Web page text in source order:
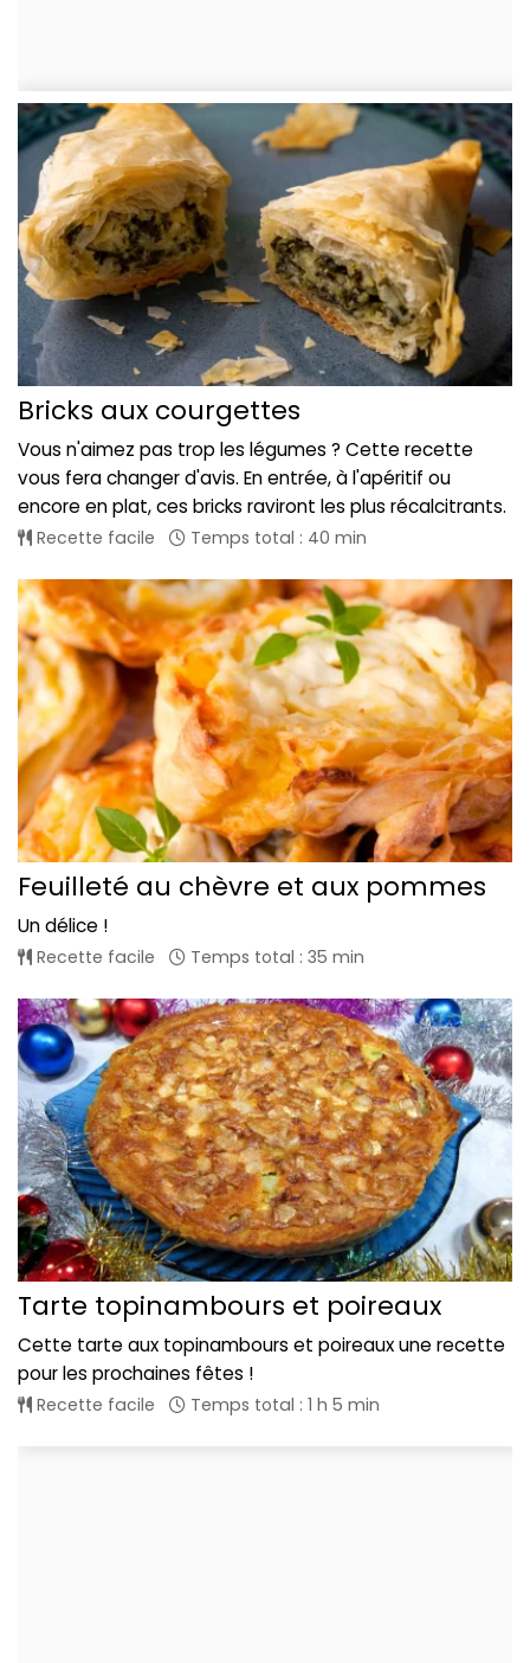
Bricks aux courgettes
Vous n'aimez pas trop les légumes ? Cette recette
vous fera changer d'avis. En entrée, à l'apéritif ou
encore en plat, ces bricks raviront les plus récalcitrants.
Recette facile Temps total : 40 min
Feuilleté au chèvre et aux pommes
Un délice !
Recette facile Temps total : 35 min
Tarte topinambours et poireaux
Cette tarte aux topinambours et poireaux une recette
pour les prochaines fêtes !
Recette facile Temps total : 1 h 5 min